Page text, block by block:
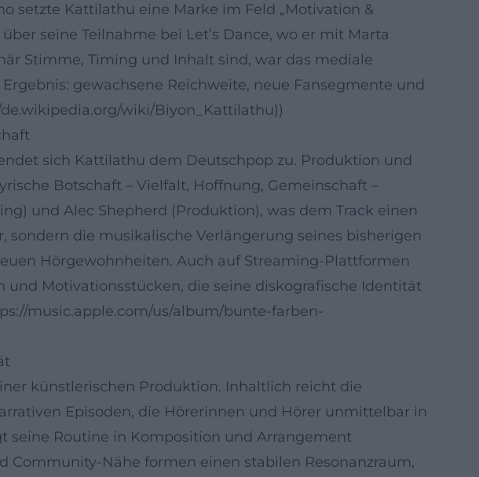
setzte Kattilathu eine Marke im Feld „Motivation &
seine Teilnahme bei Let’s Dance, wo er mit Marta
Stimme, Timing und Inhalt sind, war das mediale
gewachsene Reichweite, neue Fansegmente und
wiki/Biyon_Kattilathu))
sich Kattilathu dem Deutschpop zu. Produktion und
Botschaft – Vielfalt, Hoffnung, Gemeinschaft –
und Alec Shepherd (Produktion), was dem Track einen
sondern die musikalische Verlängerung seines bisherigen
Hörgewohnheiten. Auch auf Streaming-Plattformen
und Motivationsstücken, die seine diskografische Identität
music.apple.com/us/album/bunte-farben-
künstlerischen Produktion. Inhaltlich reicht die
Episoden, die Hörerinnen und Hörer unmittelbar in
seine Routine in Komposition und Arrangement
Nähe formen einen stabilen Resonanzraum,